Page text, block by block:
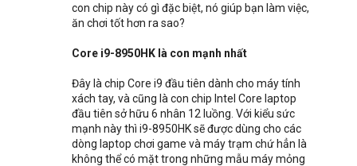
con chip này có gì đặc biệt, nó giúp bạn làm việc,
ăn chơi tốt hơn ra sao?
Core i9-8950HK là con mạnh nhất
Đây là chip Core i9 đầu tiên dành cho máy tính
xách tay, và cũng là con chip Intel Core laptop
đầu tiên sở hữu 6 nhân 12 luồng. Với kiểu sức
mạnh này thì i9-8950HK sẽ được dùng cho các
dòng laptop chơi game và máy trạm chứ hẳn là
không thể có mặt trong những mẫu máy mỏng